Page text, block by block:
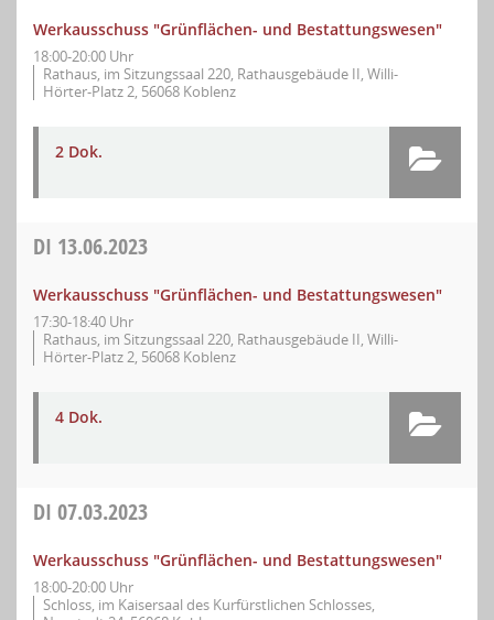
Werkausschuss "Grünflächen- und Bestattungswesen"
18:00-20:00 Uhr
Rathaus, im Sitzungssaal 220, Rathausgebäude II, Willi-
Hörter-Platz 2, 56068 Koblenz
2 Dok.
DI 13.06.2023
Werkausschuss "Grünflächen- und Bestattungswesen"
17:30-18:40 Uhr
Rathaus, im Sitzungssaal 220, Rathausgebäude II, Willi-
Hörter-Platz 2, 56068 Koblenz
4 Dok.
DI 07.03.2023
Werkausschuss "Grünflächen- und Bestattungswesen"
18:00-20:00 Uhr
Schloss, im Kaisersaal des Kurfürstlichen Schlosses,